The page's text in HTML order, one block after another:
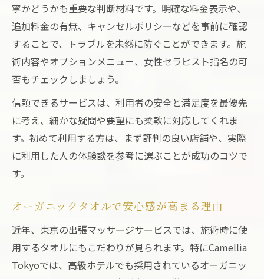
寧かどうかも重要な判断材料です。明確な料金表示や、
追加料金の有無、キャンセルポリシーなどを事前に確認
することで、トラブルを未然に防ぐことができます。施
術内容やオプションメニュー、女性セラピスト指名の可
否もチェックしましょう。
信頼できるサービスは、利用者の安全と満足度を最優先
に考え、細かな疑問や要望にも柔軟に対応してくれま
す。初めて利用する方は、まず評判の良い店舗や、実際
に利用した人の体験談を参考に選ぶことが成功のコツで
す。
オーガニックタオルで安心感が高まる理由
近年、東京の出張マッサージサービスでは、施術時に使
用するタオルにもこだわりが見られます。特にCamellia
Tokyoでは、高級ホテルでも採用されているオーガニッ